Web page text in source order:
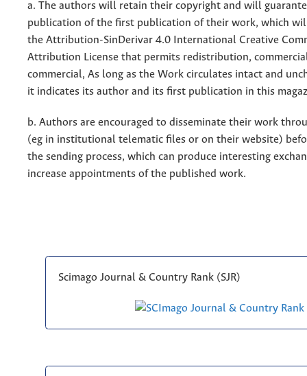
a. The authors will retain their copyright and will
publication of the first publication of their work, which
the Attribution-SinDerivar 4.0 International Creative
Attribution License that permits redistribution,
commercial, As long as the Work circulates intact and
it indicates its author and its first publication in this
b. Authors are encouraged to disseminate their work
(eg in institutional telematic files or on their website)
the sending process, which can produce interesting
increase appointments of the published work.
Scimago Journal & Country Rank (SJR)